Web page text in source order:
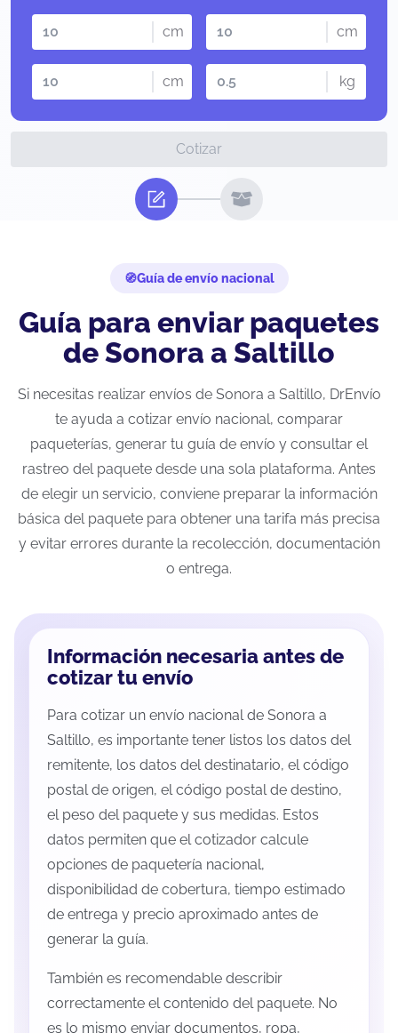
cm cm
cm kg
Cotizar
Guía de envío nacional
Guía para enviar paquetes
de Sonora a Saltillo
Si necesitas realizar envíos de Sonora a Saltillo, DrEnvío
te ayuda a cotizar envío nacional, comparar
paqueterías, generar tu guía de envío y consultar el
rastreo del paquete desde una sola plataforma. Antes
de elegir un servicio, conviene preparar la información
básica del paquete para obtener una tarifa más precisa
y evitar errores durante la recolección, documentación
o entrega.
Información necesaria antes de
cotizar tu envío
Para cotizar un envío nacional de Sonora a
Saltillo, es importante tener listos los datos del
remitente, los datos del destinatario, el código
postal de origen, el código postal de destino,
el peso del paquete y sus medidas. Estos
datos permiten que el cotizador calcule
opciones de paquetería nacional,
disponibilidad de cobertura, tiempo estimado
de entrega y precio aproximado antes de
generar la guía.
También es recomendable describir
correctamente el contenido del paquete. No
es lo mismo enviar documentos, ropa,